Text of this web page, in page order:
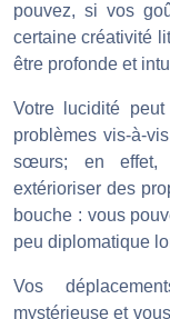
pouvez, si vos
certaine créativité
être profonde et
Votre lucidité
problèmes vis-à-
sœurs; en effet,
extérioriser des
bouche : vous
peu diplomatique
Vos
mystérieuse et